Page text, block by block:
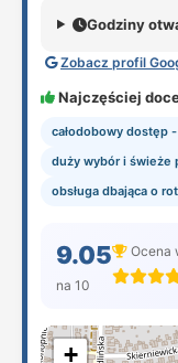
Godziny
Zobacz profil
Najczęściej
całodobowy dostęp
duży wybór i świeże
obsługa dbająca o
9.05
na 10
Ocena
+